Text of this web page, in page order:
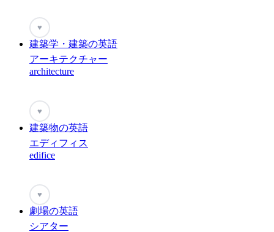
♥
建築学・建築の英語
アーキテクチャー
architecture
♥
建築物の英語
エディフィス
edifice
♥
劇場の英語
シアター